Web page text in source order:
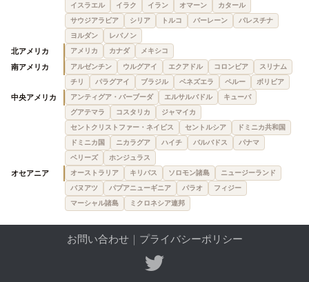
イスラエル
イラク イラン オマーン
カタール
サウジアラビア
シリア トルコ バーレーン
パレスチナ
ヨルダン
レバノン
北アメリカ アメリカ カナダ メキシコ
南アメリカ アルゼンチン ウルグアイ エクアドル コロンビア
スリナム
チリ
パラグアイ ブラジル ベネズエラ ペルー ボリビア
中央アメリカ アンティグア・バーブーダ エルサルバドル
キューバ
グアテマラ
コスタリカ
ジャマイカ
セントクリストファー・ネイビス
セントルシア
ドミニカ共和国
ドミニカ国
ニカラグア ハイチ バルバドス
パナマ
ベリーズ
ホンジュラス
オセアニア オーストラリア キリバス ソロモン諸島
ニュージーランド
バヌアツ
パプアニューギニア パラオ
フィジー
マーシャル諸島
ミクロネシア連邦
お問い合わせ｜ プライバシーポリシー